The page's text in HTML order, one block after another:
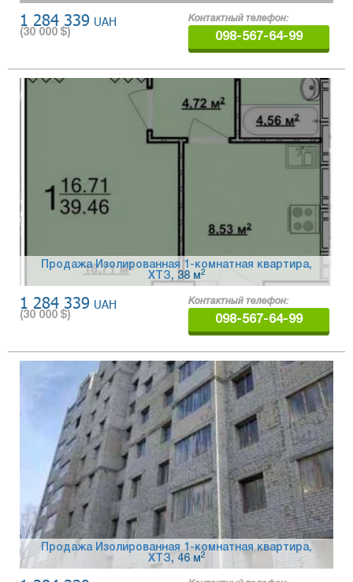
1 284 339 UAH
(30 000 $)
Контактный телефон:
098-567-64-99
Продажа Изолированная 1-комнатная квартира,
ХТЗ, 38 м 2
1 284 339 UAH
(30 000 $)
Контактный телефон:
098-567-64-99
Продажа Изолированная 1-комнатная квартира,
ХТЗ, 46 м2